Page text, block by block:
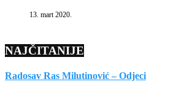
13. mart 2020.
NAJČITANIJE
Radosav Ras Milutinović – Odjeci